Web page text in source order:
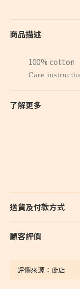
商品描述
100% cotton
Care
了解更多
送貨及付款方式
顧客評價